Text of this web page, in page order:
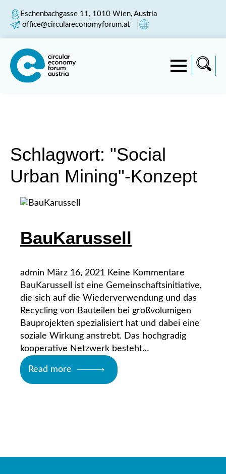
Eschenbachgasse 11, 1010 Wien, Austria
office@circulareconomyforum.at
Schlagwort: "Social
Urban Mining"-Konzept
BauKarussell
admin März 16, 2021 Keine Kommentare
BauKarussell ist eine Gemeinschaftsinitiative,
die sich auf die Wiederverwendung und das
Recycling von Bauteilen bei großvolumigen
Bauprojekten spezialisiert hat und dabei eine
soziale Wirkung anstrebt. Das hochgradig
kooperative Netzwerk besteht…
Read more